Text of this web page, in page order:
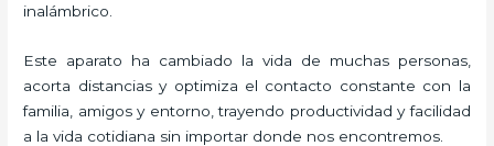
inalámbrico.
Este aparato ha cambiado la vida de muchas personas,
acorta distancias y optimiza el contacto constante con la
familia, amigos y entorno, trayendo productividad y facilidad
a la vida cotidiana sin importar donde nos encontremos.